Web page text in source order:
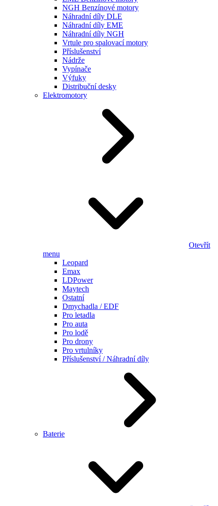
NGH Benzínové motory
Náhradní díly DLE
Náhradní díly EME
Náhradní díly NGH
Vrtule pro spalovací motory
Příslušenství
Nádrže
Vypínače
Výfuky
Distribuční desky
Elektromotory
Otevřít
menu
Leopard
Emax
LDPower
Maytech
Ostatní
Dmychadla / EDF
Pro letadla
Pro auta
Pro lodě
Pro drony
Pro vrtulníky
Příslušenství / Náhradní díly
Baterie